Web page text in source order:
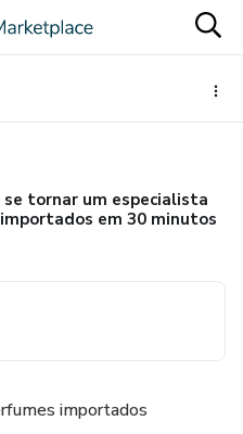
se tornar um especialista
em 30 minutos
importados